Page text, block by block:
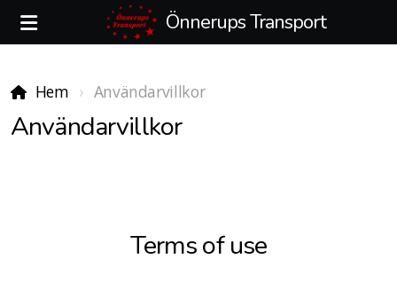
Önnerups Transport
Hem Användarvillkor
Användarvillkor
Terms of use